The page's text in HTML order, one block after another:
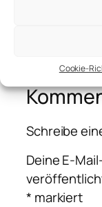
Cookie-
Schreibe
Deine E-
* markiert